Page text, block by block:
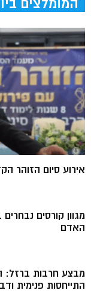
אירוע סיום הזוהר
מגוון קורסים
האדם
מבצע חרבות ברזל:
התייחסות פנימית